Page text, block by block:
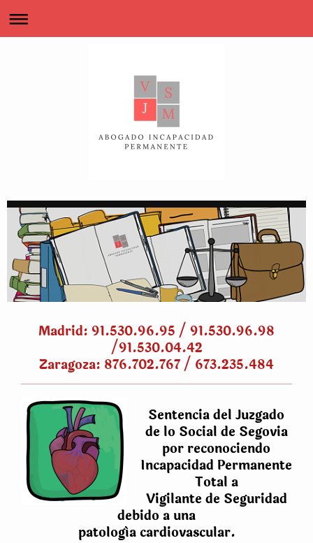
Madrid: 91.530.96.95 / 91.530.96.98
/91.530.04.42
Zaragoza: 876.702.767 / 673.235.484
Sentencia del Juzgado
de lo Social de Segovia
por reconociendo
Incapacidad Permanente
Total a
Vigilante de Seguridad
debido a una
patología cardiovascular.